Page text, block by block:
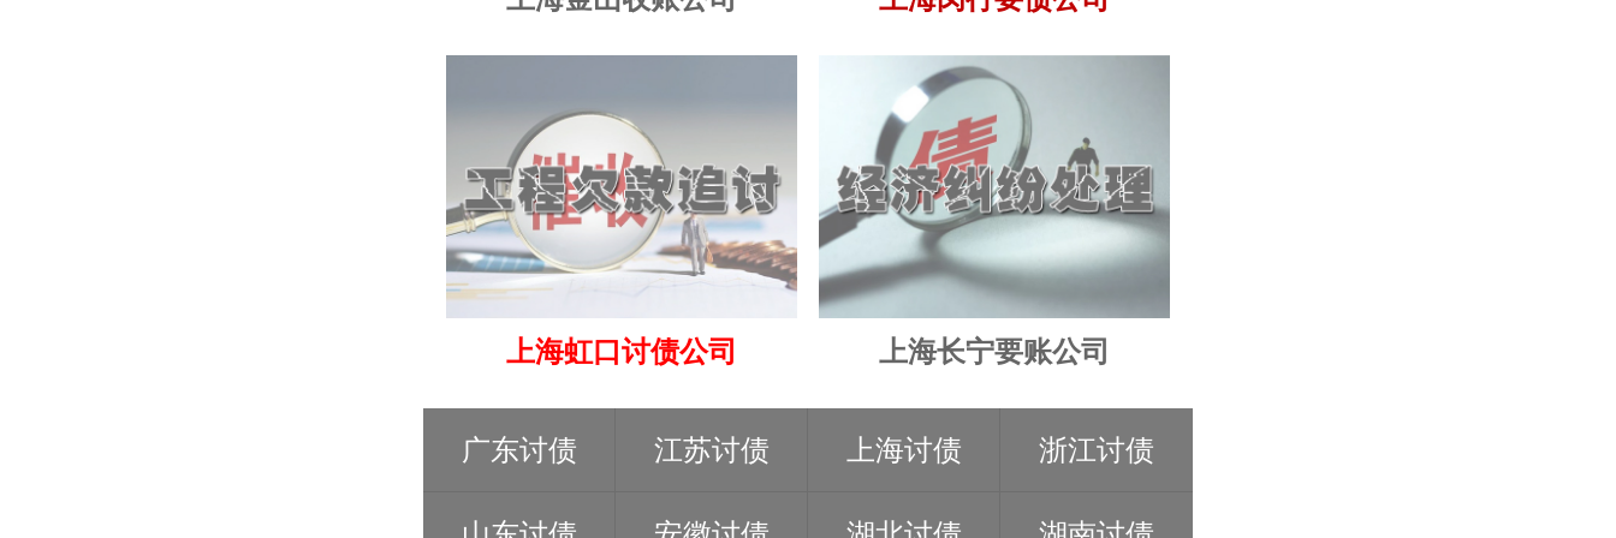
上海虹口讨债公司 上海长宁要账公司
广东讨债 江苏讨债 上海讨债 浙江讨债